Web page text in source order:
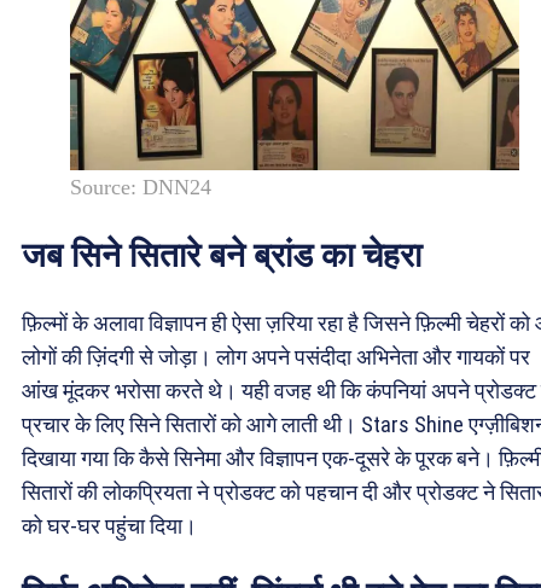
Source: DNN24
जब सिने सितारे बने ब्रांड का चेहरा
फ़िल्मों के अलावा विज्ञापन ही ऐसा ज़रिया रहा है जिसने फ़िल्मी चेहरों
लोगों की ज़िंदगी से जोड़ा। लोग अपने पसंदीदा अभिनेता और गायकों पर
आंख मूंदकर भरोसा करते थे। यही वजह थी कि कंपनियां अपने
प्रचार के लिए सिने सितारों को आगे लाती थी। Stars Shine
दिखाया गया कि कैसे सिनेमा और विज्ञापन एक-दूसरे के पूरक बने।
सितारों की लोकप्रियता ने प्रोडक्ट को पहचान दी और प्रोडक्ट ने
को घर-घर पहुंचा दिया।